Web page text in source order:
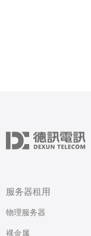
服务器租用
物理服务器
裸金属